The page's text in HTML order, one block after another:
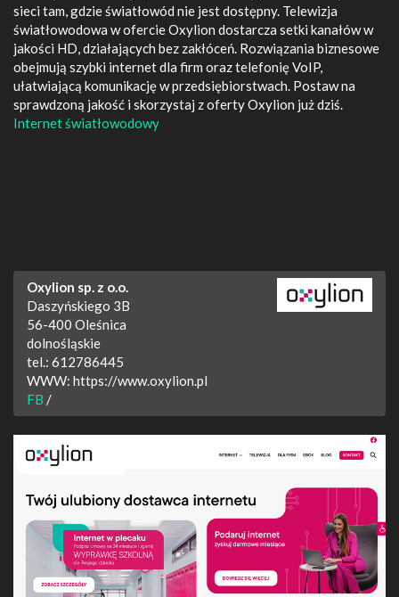
sieci tam, gdzie światłowód nie jest dostępny. Telewizja
światłowodowa w ofercie Oxylion dostarcza setki kanałów w
jakości HD, działających bez zakłóceń. Rozwiązania biznesowe
obejmują szybki internet dla firm oraz telefonię VoIP,
ułatwiającą komunikację w przedsiębiorstwach. Postaw na
sprawdzoną jakość i skorzystaj z oferty Oxylion już dziś.
Internet światłowodowy
Oxylion sp. z o.o.
Daszyńskiego 3B
56-400 Oleśnica
dolnośląskie
tel.: 612786445
WWW: https://www.oxylion.pl
FB /